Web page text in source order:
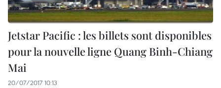
Jetstar Pacific : les billets sont disponibles
pour la nouvelle ligne Quang Binh-Chiang
Mai
20/07/2017 10:13